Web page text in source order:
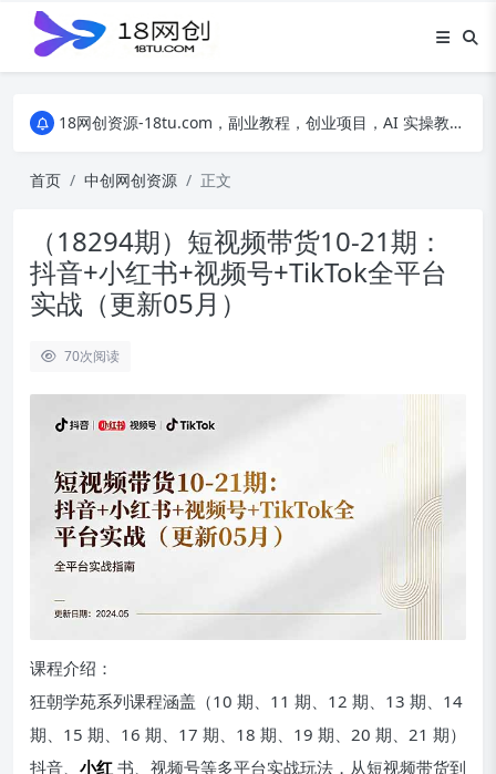
18网创资源-18tu.com，副业教程，创业项目，AI 实操教程，自媒体运营，电商干货，精品网盘资源，线上副业技巧，短视频创作教程
首页
中创网创资源 正文
（18294期）短视频带货10-21期：
抖音+小红书+视频号+TikTok全平台
实战（更新05月）
70次阅读
课程介绍：
狂朝学苑系列课程涵盖（10 期、11 期、12 期、13 期、14
期、15 期、16 期、17 期、18 期、19 期、20 期、21 期）
抖音、 小红 书、视频号等多平台实战玩法，从短视频带货到